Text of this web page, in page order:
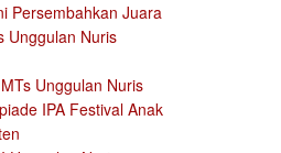
Persembahkan Juara
Unggulan Nuris
Unggulan Nuris
IPA Festival Anak